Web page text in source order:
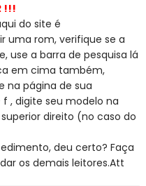
!!!
do site é
uma rom, verifique se a
use a barra de pesquisa lá
em cima também,
na página de sua
f , digite seu modelo na
direito (no caso do
deu certo? Faça
os demais leitores.Att